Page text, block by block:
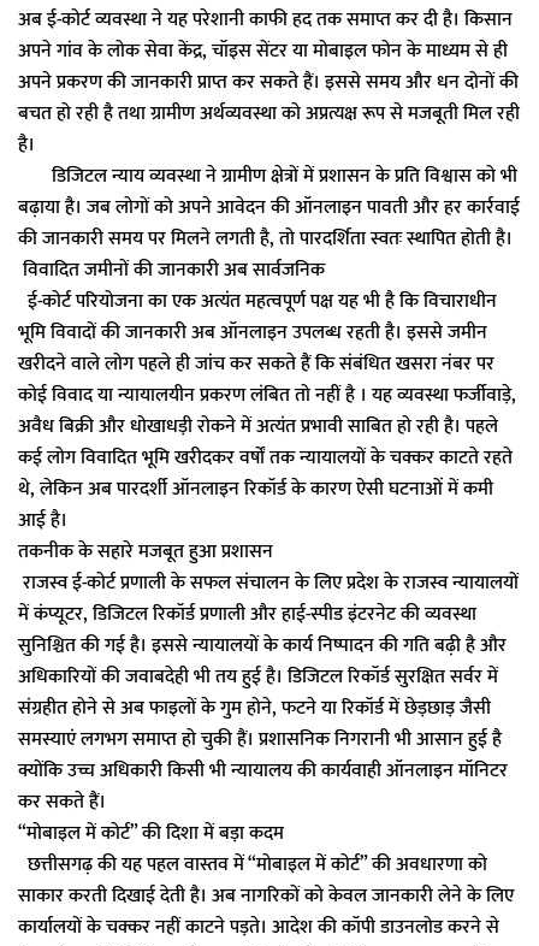
अब ई-कोर्ट व्यवस्था ने यह परेशानी काफी हद तक समाप्त कर दी है। किसान
अपने गांव के लोक सेवा केंद्र, चॉइस सेंटर या मोबाइल फोन के माध्यम से ही
अपने प्रकरण की जानकारी प्राप्त कर सकते हैं। इससे समय और धन दोनों की
बचत हो रही है तथा ग्रामीण अर्थव्यवस्था को अप्रत्यक्ष रूप से मजबूती मिल रही
है।
डिजिटल न्याय व्यवस्था ने ग्रामीण क्षेत्रों में प्रशासन के प्रति विश्वास को भी
बढ़ाया है। जब लोगों को अपने आवेदन की ऑनलाइन पावती और हर कार्रवाई
की जानकारी समय पर मिलने लगती है, तो पारदर्शिता स्वतः स्थापित होती है।
विवादित जमीनों की जानकारी अब सार्वजनिक
ई-कोर्ट परियोजना का एक अत्यंत महत्वपूर्ण पक्ष यह भी है कि विचाराधीन
भूमि विवादों की जानकारी अब ऑनलाइन उपलब्ध रहती है। इससे जमीन
खरीदने वाले लोग पहले ही जांच कर सकते हैं कि संबंधित खसरा नंबर पर
कोई विवाद या न्यायालयीन प्रकरण लंबित तो नहीं है । यह व्यवस्था फर्जीवाड़े,
अवैध बिक्री और धोखाधड़ी रोकने में अत्यंत प्रभावी साबित हो रही है। पहले
कई लोग विवादित भूमि खरीदकर वर्षों तक न्यायालयों के चक्कर काटते रहते
थे, लेकिन अब पारदर्शी ऑनलाइन रिकॉर्ड के कारण ऐसी घटनाओं में कमी
आई है।
तकनीक के सहारे मजबूत हुआ प्रशासन
राजस्व ई-कोर्ट प्रणाली के सफल संचालन के लिए प्रदेश के राजस्व न्यायालयों
में कंप्यूटर, डिजिटल रिकॉर्ड प्रणाली और हाई-स्पीड इंटरनेट की व्यवस्था
सुनिश्चित की गई है। इससे न्यायालयों के कार्य निष्पादन की गति बढ़ी है और
अधिकारियों की जवाबदेही भी तय हुई है। डिजिटल रिकॉर्ड सुरक्षित सर्वर में
संग्रहीत होने से अब फाइलों के गुम होने, फटने या रिकॉर्ड में छेड़छाड़ जैसी
समस्याएं लगभग समाप्त हो चुकी हैं। प्रशासनिक निगरानी भी आसान हुई है
क्योंकि उच्च अधिकारी किसी भी न्यायालय की कार्यवाही ऑनलाइन मॉनिटर
कर सकते हैं।
“मोबाइल में कोर्ट” की दिशा में बड़ा कदम
छत्तीसगढ़ की यह पहल वास्तव में “मोबाइल में कोर्ट” की अवधारणा को
साकार करती दिखाई देती है। अब नागरिकों को केवल जानकारी लेने के लिए
कार्यालयों के चक्कर नहीं काटने पड़ते। आदेश की कॉपी डाउनलोड करने से